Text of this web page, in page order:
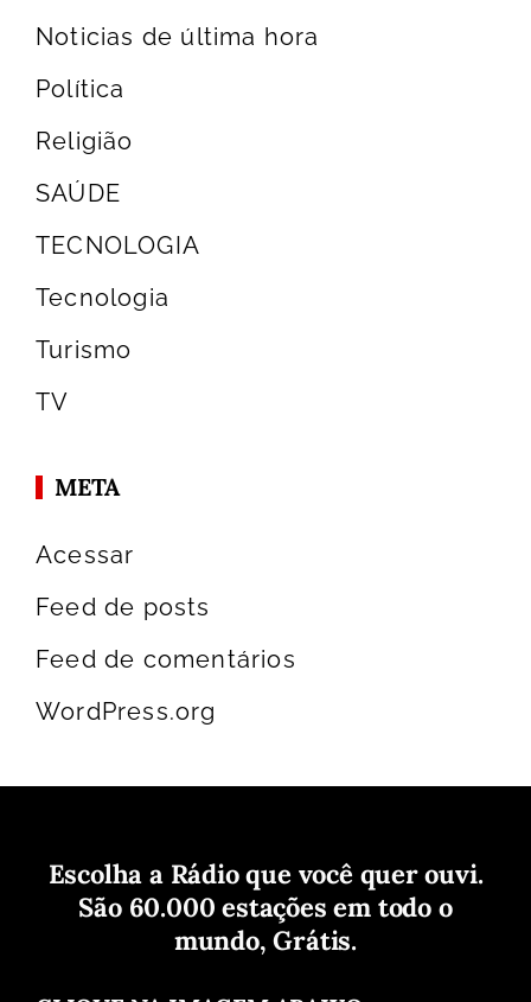
Noticias de última hora
Política
Religião
SAÚDE
TECNOLOGIA
Tecnologia
Turismo
TV
META
Acessar
Feed de posts
Feed de comentários
WordPress.org
Escolha a Rádio que você quer ouvi.
São 60.000 estações em todo o
mundo, Grátis.